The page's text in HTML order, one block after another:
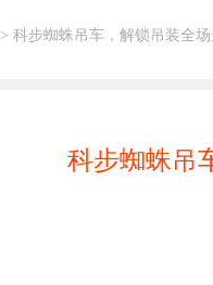
> 科步蜘蛛吊车，解锁吊装全
科步蜘蛛吊